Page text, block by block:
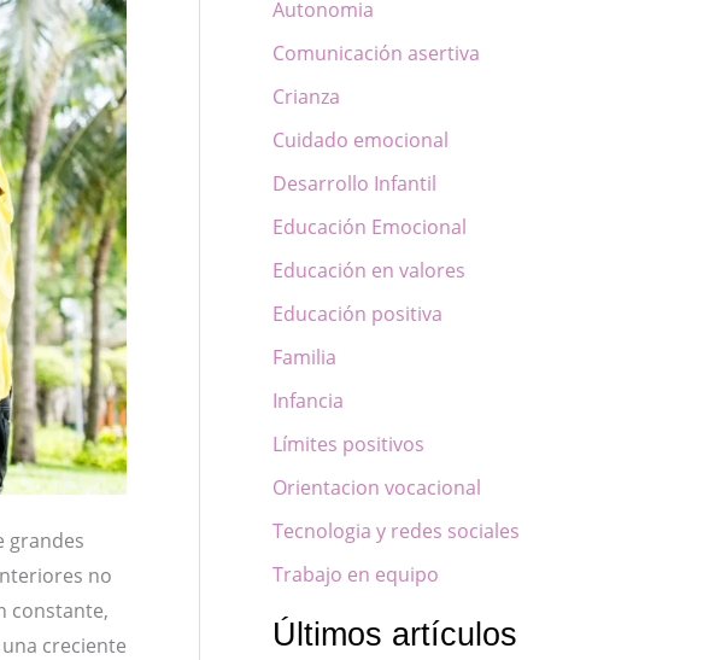
grandes
no
constante,
creciente
Autonomia
Comunicación asertiva
Crianza
Cuidado emocional
Desarrollo Infantil
Educación Emocional
Educación en valores
Educación positiva
Familia
Infancia
Límites positivos
Orientacion vocacional
Tecnologia y redes sociales
Trabajo en equipo
Últimos artículos